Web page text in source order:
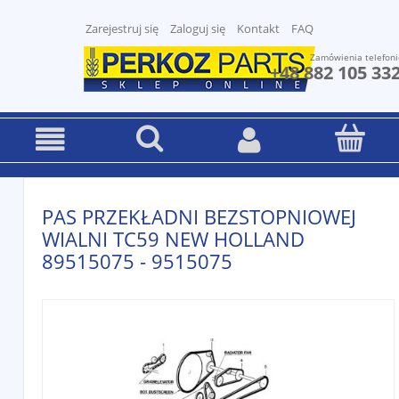
Zarejestruj się Zaloguj się Kontakt FAQ
Zamówienia
+48 882 105
PAS PRZEKŁADNI BEZSTOPNIOWEJ
WIALNI TC59 NEW HOLLAND
89515075 - 9515075